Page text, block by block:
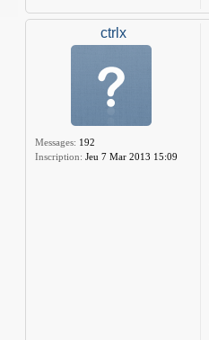
ctrlx
Messages: 192
Inscription: Jeu 7 Mar 2013 15:09